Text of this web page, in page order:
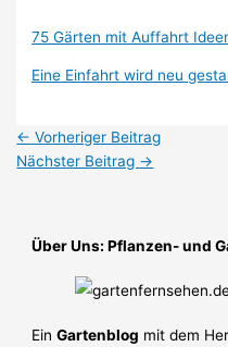
75 Gärten mit Auffahrt
Eine Einfahrt wird neu
← Vorheriger Beitrag
Nächster Beitrag →
Über Uns: Pflanzen- und
EinGartenblog mit dem